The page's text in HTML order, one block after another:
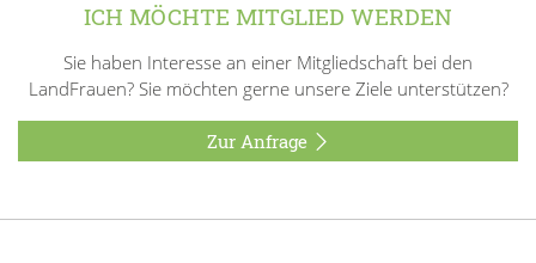
ICH MÖCHTE MITGLIED WERDEN
Sie haben Interesse an einer Mitgliedschaft bei den
LandFrauen? Sie möchten gerne unsere Ziele unterstützen?
Zur Anfrage